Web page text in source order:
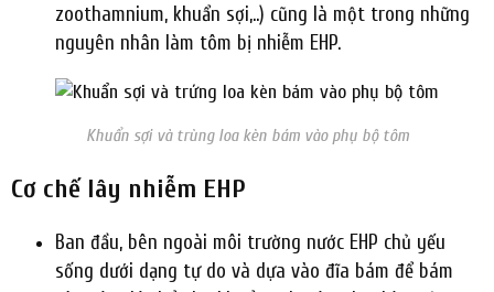
zoothamnium, khuẩn sợi,..) cũng là một trong những
nguyên nhân làm tôm bị nhiễm EHP.
Khuẩn sợi và trùng loa kèn bám vào phụ bộ tôm
Cơ chế lây nhiễm EHP
Ban đầu, bên ngoài môi trường nước EHP chủ yếu
sống dưới dạng tự do và dựa vào đĩa bám để bám